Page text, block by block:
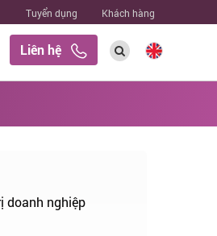
Tuyển dụng Khách hàng
Liên hệ
doanh nghiệp